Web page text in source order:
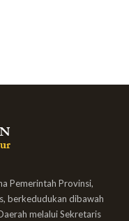
Pemerintah Provinsi,
berkedudukan dibawah
melalui Sekretaris